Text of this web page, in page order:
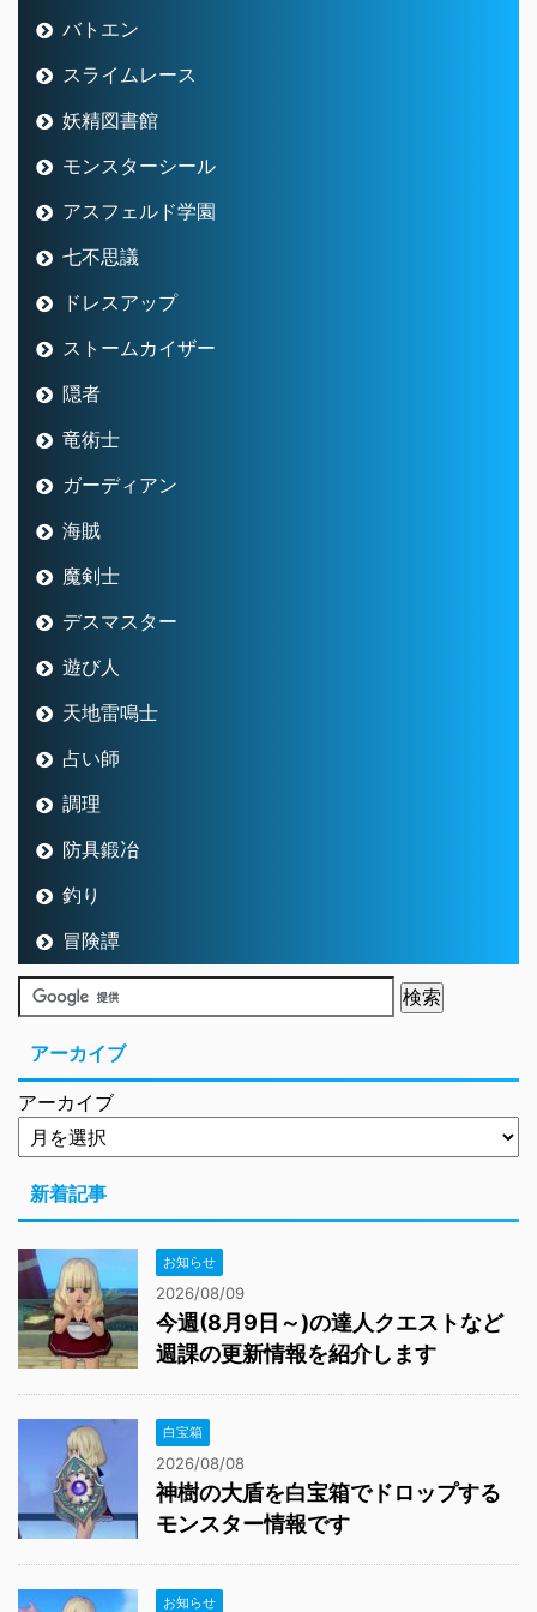
バトエン
スライムレース
妖精図書館
モンスターシール
アスフェルド学園
七不思議
ドレスアップ
ストームカイザー
隠者
竜術士
ガーディアン
海賊
魔剣士
デスマスター
遊び人
天地雷鳴士
占い師
調理
防具鍛冶
釣り
冒険譚
アーカイブ
アーカイブ
新着記事
お知らせ
2026/08/09
今週(8月9日～)の達人クエストなど
週課の更新情報を紹介します
白宝箱
2026/08/08
神樹の大盾を白宝箱でドロップする
モンスター情報です
お知らせ